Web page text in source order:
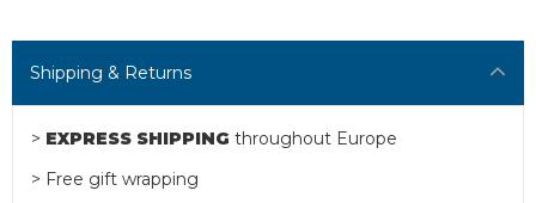
Shipping & Returns
> EXPRESS SHIPPING throughout Europe
> Free gift wrapping